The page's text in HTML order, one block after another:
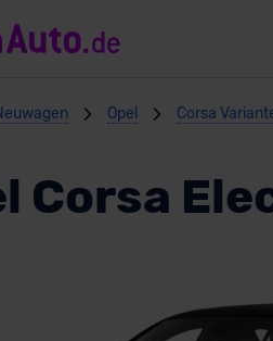
Opel Corsa
Corsa